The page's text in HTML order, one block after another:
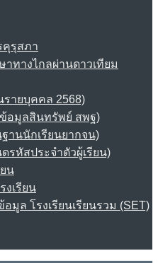
คุรุสภา
าทางไกลผ่านดาวเทียม
รายบุคคล 2568)
ข้อมูลสินทรัพย์ สพฐ)
านนักเรียนยากจน)
รหัสประจำตัวผู้เรียน)
น
งเรียน
มูล โรงเรียนเรียนรวม (SET)